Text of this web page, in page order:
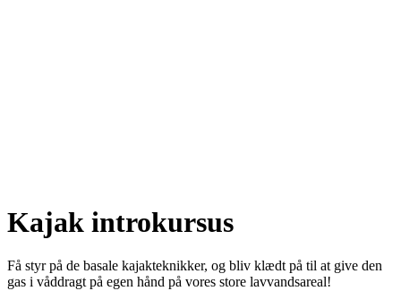
Kajak introkursus
Få styr på de basale kajakteknikker, og bliv klædt på til at give den
gas i våddragt på egen hånd på vores store lavvandsareal!